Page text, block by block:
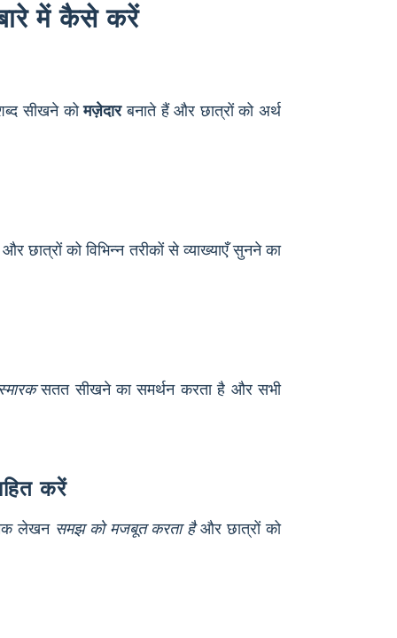
में कैसे करें
सीखने कोमज़ेदारबनाते हैं और छात्रों को अर्थ
छात्रों को विभिन्न तरीकों से व्याख्याएँ सुनने का
सतत सीखने का समर्थन करता है और सभी
करें
लेखन समझ को मजबूत करता हैऔर छात्रों को